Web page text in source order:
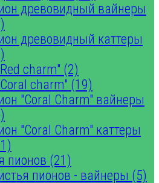
древовидный вайнеры
древовидный каттеры
charm" (2)
charm" (19)
"Coral Charm" вайнеры
"Coral Charm" каттеры
пионов (21)
пионов - вайнеры (5)